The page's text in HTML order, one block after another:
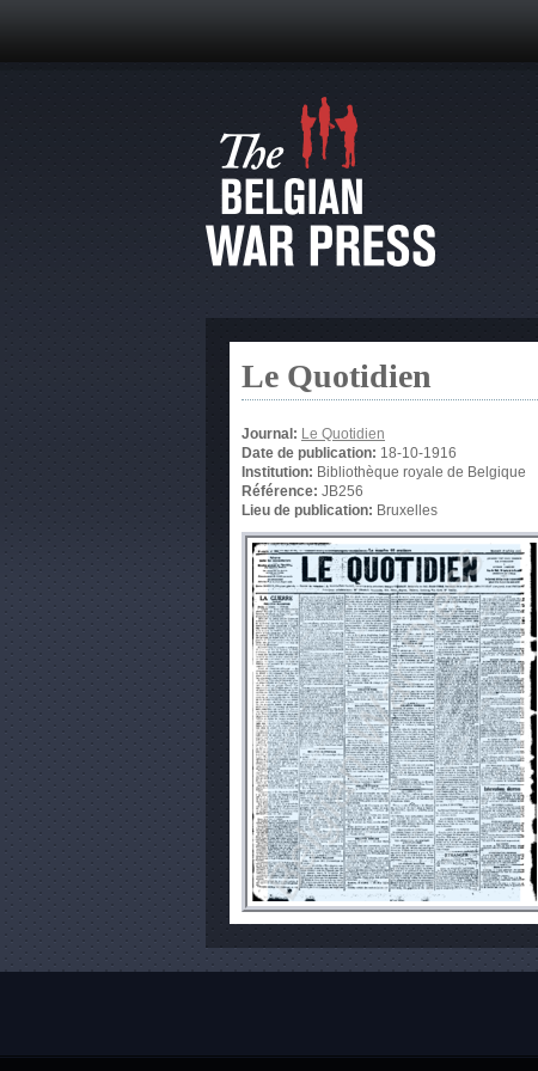
Le Quotidien
Journal: Le Quotidien
Date de publication: 18-10-1916
Institution: Bibliothèque royale de Belgique
Référence: JB256
Lieu de publication: Bruxelles